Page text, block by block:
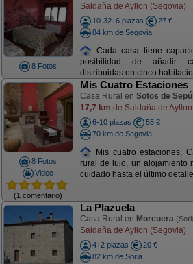
8 Fotos
Saldaña de Ayllon (Segovia)
10-32+6 plazas
27 €
84 km de Segovia
Cada casa tiene
posibilidad de añadir
distribuidas en cinco
8 Fotos
Video
(1 comentario)
Mis Cuatro Estaciones
Casa Rural en Sotos de
17,7 km de Saldaña de
6-10 plazas
55 €
70 km de Segovia
Mis cuatro estaciones,
rural de lujo, un alojamiento
cuidado hasta el último
La Plazuela
Casa Rural en Morcuera
Saldaña de Ayllon (Segovia)
4+2 plazas
20 €
82 km de Soria